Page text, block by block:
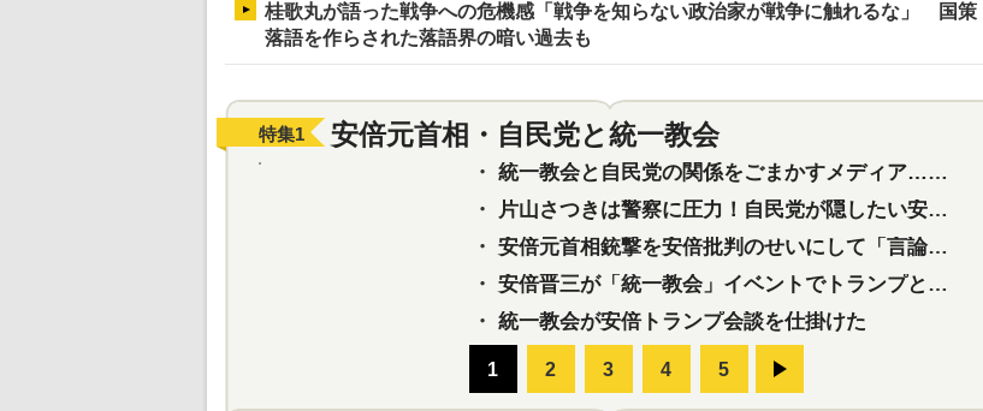
桂歌丸が語った戦争への危機感「戦争を知らない政治家が戦争に触れるな」 国策
落語を作らされた落語界の暗い過去も
特集1 安倍元首相・自民党と統一教会
・ 統一教会と自民党の関係をごまかすメディア…民放は有田芳生に発言自粛を要求
・
片山さつきは警察に圧力！自民党が隠したい安倍元首相と統一教会の深い関係
・ 安倍元首相銃撃を安倍批判のせいにして「言論封殺」に利用する自民党応援団
・ 安倍晋三が「統一教会」イベントでトランプと演説！同性婚や夫婦別姓を攻撃
・ 統一教会が安倍トランプ会談を仕掛けた